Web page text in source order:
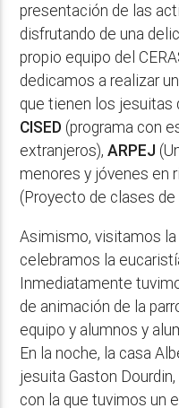
presentación de las
disfrutando de una
propio equipo del
dedicamos a realizar
que tienen los jesuitas
CISED (programa con
extranjeros),ARPEJ
menores y jóvenes en
(Proyecto de clases
Asimismo, visitamos
celebramos la
Inmediatamente
de animación de la
equipo y alumnos y
En la noche, la casa
jesuita Gaston
con la que tuvimos un